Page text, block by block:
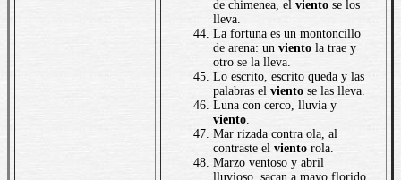
de chimenea, el viento se los
lleva.
La fortuna es un montoncillo
de arena: un viento la trae y
otro se la lleva.
Lo escrito, escrito queda y las
palabras el viento se las lleva.
Luna con cerco, lluvia y
viento.
Mar rizada contra ola, al
contraste el viento rola.
Marzo ventoso y abril
lluvioso, sacan a mayo florido